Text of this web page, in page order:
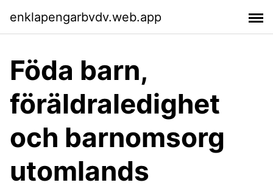
enklapengarbvdv.web.app
Föda barn,
föräldraledighet
och barnomsorg
utomlands